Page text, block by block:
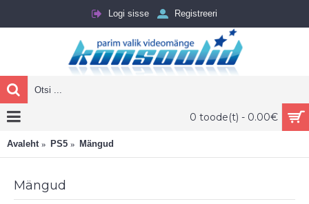
Logi sisse Registreeri
0 toode(t) - 0.00€
Avaleht PS5 Mängud
Mängud